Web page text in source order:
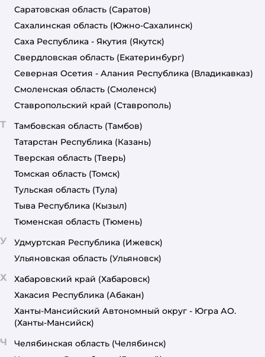
Саратовская область (Саратов)
Сахалинская область (Южно-Сахалинск)
Саха Республика - Якутия (Якутск)
Свердловская область (Екатеринбург)
Северная Осетия - Алания Республика (Владикавказ)
Смоленская область (Смоленск)
Ставропольский край (Ставрополь)
Т Тамбовская область (Тамбов)
Татарстан Республика (Казань)
Тверская область (Тверь)
Томская область (Томск)
Тульская область (Тула)
Тыва Республика (Кызыл)
Тюменская область (Тюмень)
У Удмуртская Республика (Ижевск)
Ульяновская область (Ульяновск)
Х Хабаровский край (Хабаровск)
Хакасия Республика (Абакан)
Ханты-Мансийский Автономный округ - Югра АО.
(Ханты-Мансийск)
Ч Челябинская область (Челябинск)